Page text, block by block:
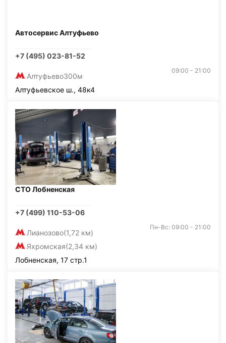
Автосервис Алтуфьево
+7 (495) 023-81-52
Алтуфьево300м
09:00 - 21:00
Алтуфьевское ш., 48к4
СТО Лобненская
+7 (499) 110-53-06
Лианозово(1,72 км)
Яхромская(2,34 км)
Пн-Вс: 09:00 - 21:00
Лобненская, 17 стр.1